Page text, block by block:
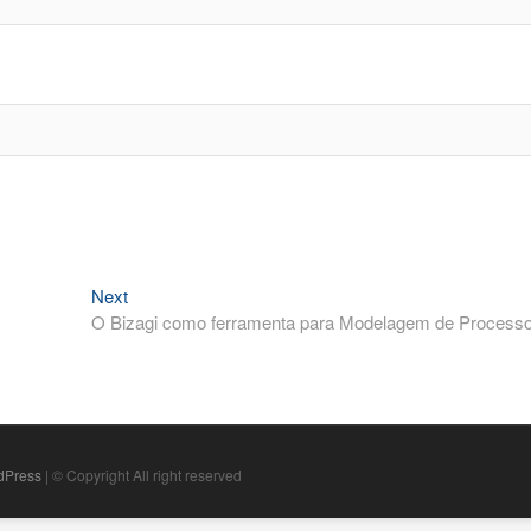
NextNext
post:
O Bizagi como ferramenta para Modelagem de
| © Copyright All right reserved